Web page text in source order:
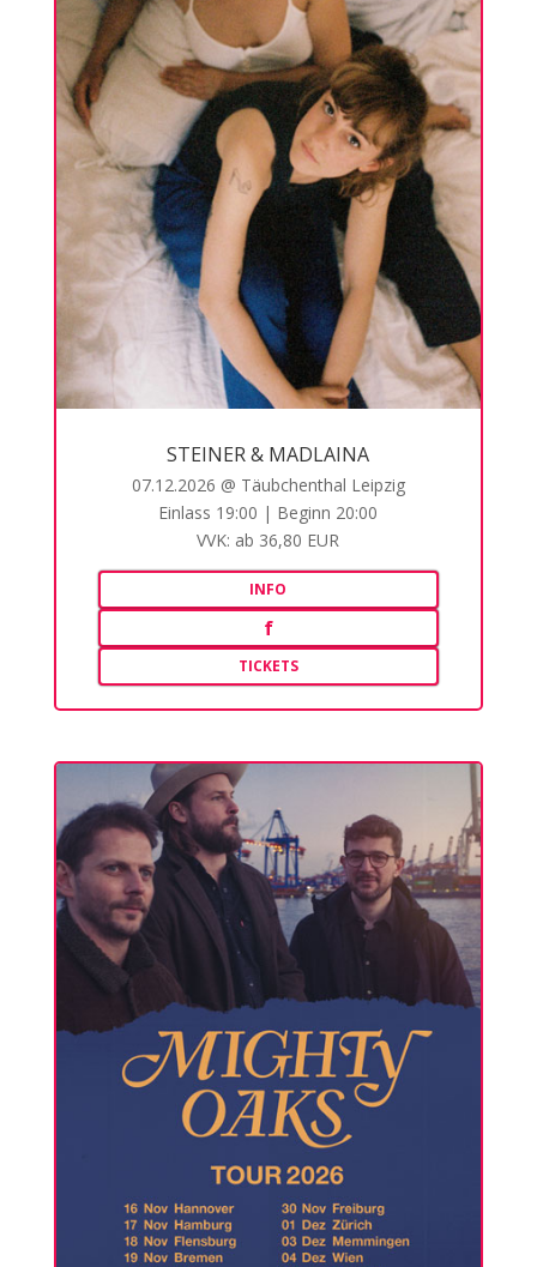
STEINER & MADLAINA
07.12.2026 @ Täubchenthal Leipzig
Einlass 19:00 | Beginn 20:00
VVK: ab 36,80 EUR
INFO
f
TICKETS